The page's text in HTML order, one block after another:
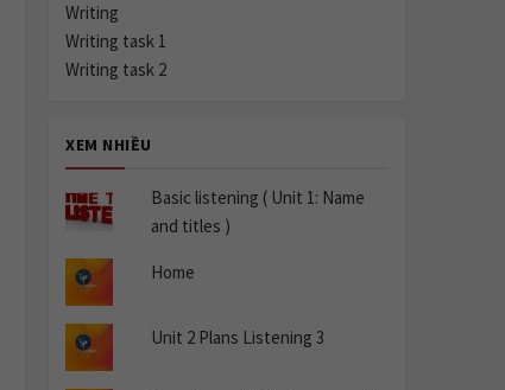
Writing
Writing task 1
Writing task 2
XEM NHIỀU
Basic listening ( Unit 1: Name
and titles )
Home
Unit 2 Plans Listening 3